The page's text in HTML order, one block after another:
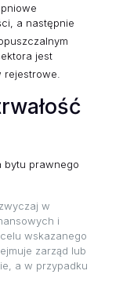
a następnie
jest
rejestrowe.
bytu prawnego
w
i
wskazanego
zarząd lub
a w przypadku